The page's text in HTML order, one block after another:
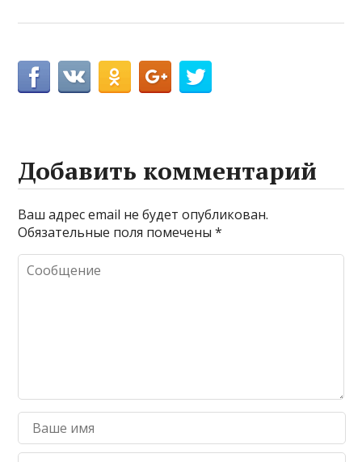
Добавить комментарий
Ваш адрес email не будет опубликован.
Обязательные поля помечены*